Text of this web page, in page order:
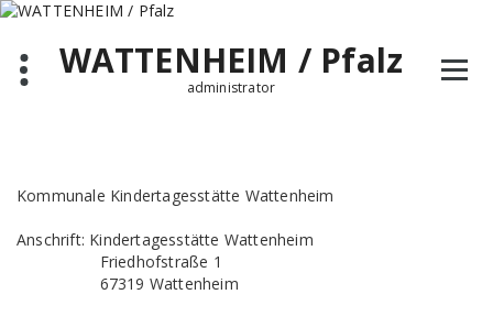
Zum
springenWATTENHEIM / Pfalz
administrator
Kommunale Kindertagesstätte Wattenheim
Anschrift: Kindertagesstätte Wattenheim
Friedhofstraße 1
67319 Wattenheim